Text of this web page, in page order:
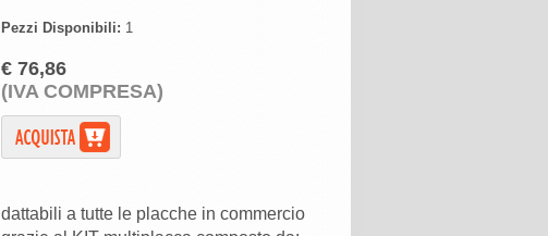
Pezzi Disponibili: 1
€ 76,86
(IVA COMPRESA)
dattabili a tutte le placche in commercio
grazie al KIT multiplacca composto da:
cronotermostato, cover colorate (bianco,